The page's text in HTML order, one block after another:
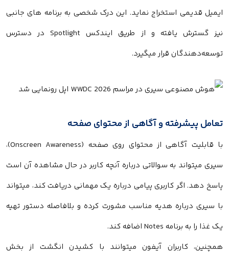
ایمیل قدیمی استخراج نماید. این درک شخصی به برنامه های جانبی
نیز گسترش یافته و از طریق ایندکس Spotlight در دسترس
توسعه‌دهندگان قرار میگیرد.
تعامل پیشرفته و آگاهی از محتوای صفحه
با قابلیت آگاهی از محتوای روی صفحه (Onscreen Awareness)،
سیری میتواند به سوالاتی درباره آنچه کاربر در حال مشاهده آن است
پاسخ دهد. اگر کاربری پیامی درباره یک مهمانی دریافت کند، میتواند
با سیری درباره هدیه مناسب مشورت کرده و بلافاصله دستور تهیه
یک غذا را به برنامه Notes اضافه کند.
همچنین، کاربران آیفون میتوانند با کشیدن انگشت از بخش